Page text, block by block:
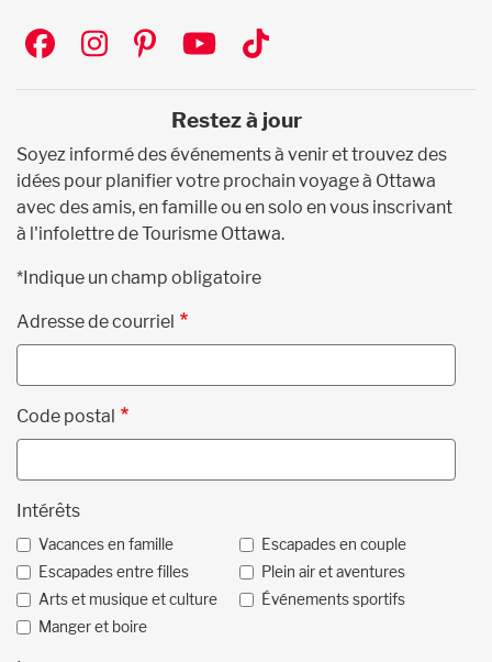
Social
Restez à jour
Soyez informé des événements à venir et trouvez des
idées pour planifier votre prochain voyage à Ottawa
avec des amis, en famille ou en solo en vous inscrivant
à l'infolettre de Tourisme Ottawa.
*Indique un champ obligatoire
Adresse de courriel
Code postal
Intérêts
Vacances en famille
Escapades en couple
Escapades entre filles
Plein air et aventures
Arts et musique et culture
Événements sportifs
Manger et boire